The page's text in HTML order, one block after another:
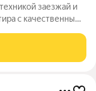
заезжай и
с качественным